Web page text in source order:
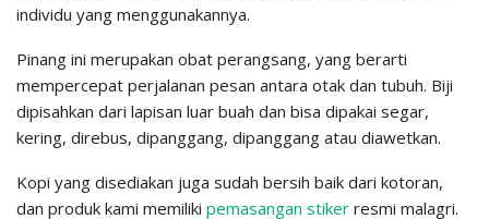
individu yang menggunakannya.
Pinang ini merupakan obat perangsang, yang berarti
mempercepat perjalanan pesan antara otak dan tubuh. Biji
dipisahkan dari lapisan luar buah dan bisa dipakai segar,
kering, direbus, dipanggang, dipanggang atau diawetkan.
Kopi yang disediakan juga sudah bersih baik dari kotoran,
dan produk kami memiliki pemasangan stiker resmi malagri.